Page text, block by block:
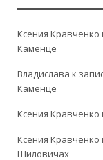
Ксения Кравченко
Каменце
Владислава к
Каменце
Ксения Кравченко
Ксения Кравченко
Шиловичах